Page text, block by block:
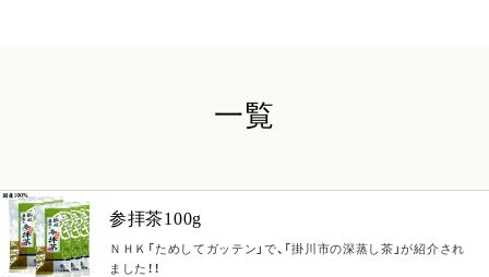
一覧
参拝茶100g
ＮＨＫ「ためしてガッテン」で、「掛川市の深蒸し茶」が紹介され
ました！！